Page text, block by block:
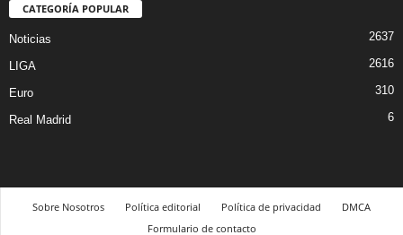
CATEGORÍA POPULAR
Noticias 2637
LIGA 2616
Euro 310
Real Madrid 6
Sobre Nosotros Política editorial Política de privacidad
DMCA
Formulario de contacto